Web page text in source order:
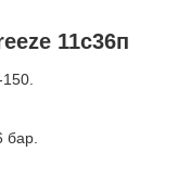
11с36п
150.
бар.